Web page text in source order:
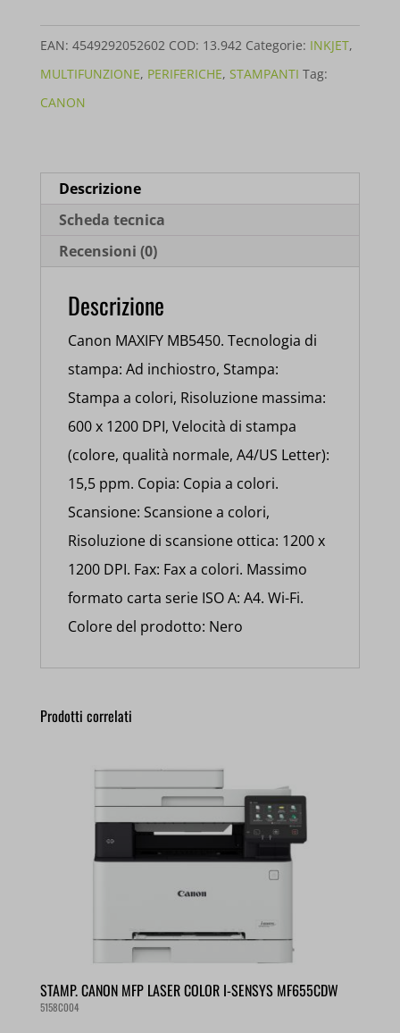
MAXIFY
MB5450
A4
EAN: 4549292052602 COD: 13.942 Categorie: INKJET,
MULTIFUNZIONE, PERIFERICHE, STAMPANTI Tag:
CANON
Descrizione
Scheda tecnica
Recensioni (0)
Descrizione
Canon MAXIFY MB5450. Tecnologia di
stampa: Ad inchiostro, Stampa:
Stampa a colori, Risoluzione massima:
600 x 1200 DPI, Velocità di stampa
(colore, qualità normale, A4/US Letter):
15,5 ppm. Copia: Copia a colori.
Scansione: Scansione a colori,
Risoluzione di scansione ottica: 1200 x
1200 DPI. Fax: Fax a colori. Massimo
formato carta serie ISO A: A4. Wi-Fi.
Colore del prodotto: Nero
Prodotti correlati
STAMP. CANON MFP LASER COLOR I-SENSYS MF655CDW
5158C004